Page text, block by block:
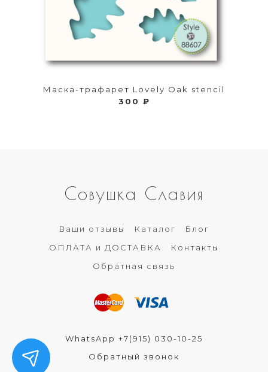
Маска-трафарет Lovely Oak stencil
300 ₽
Совушка Славия
Ваши отзывы Каталог
Блог
ОПЛАТА и ДОСТАВКА
Контакты
Обратная связь
WhatsApp +7(915) 030-10-25
Обратный звонок